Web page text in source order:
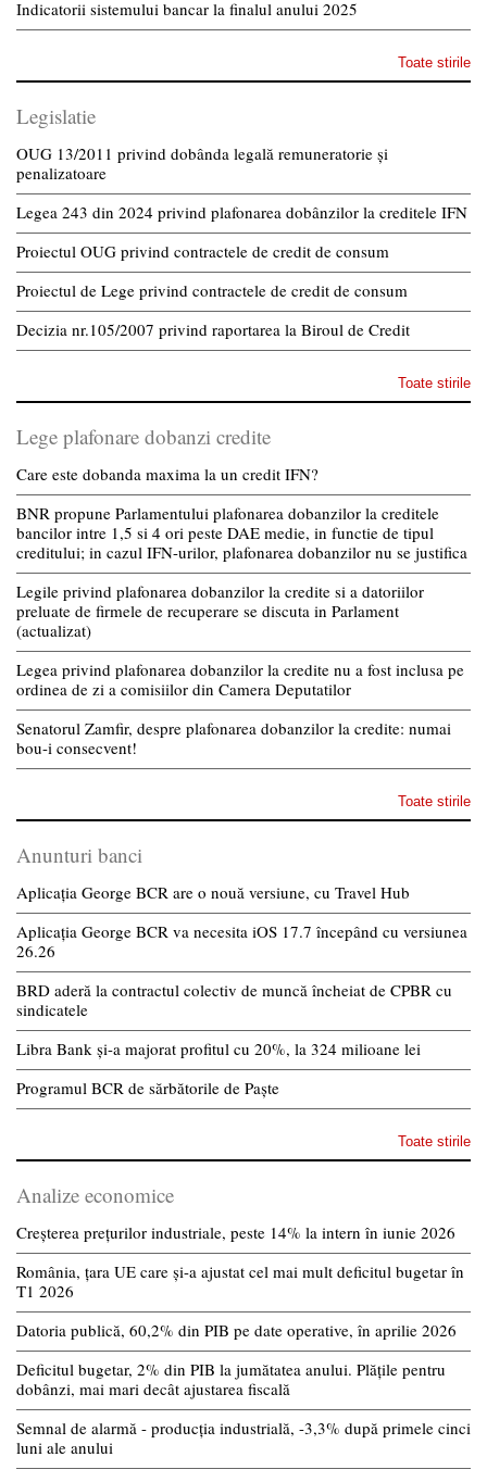
Indicatorii sistemului bancar la finalul anului 2025
Toate stirile
Legislatie
OUG 13/2011 privind dobânda legală remuneratorie și
penalizatoare
Legea 243 din 2024 privind plafonarea dobânzilor la creditele IFN
Proiectul OUG privind contractele de credit de consum
Proiectul de Lege privind contractele de credit de consum
Decizia nr.105/2007 privind raportarea la Biroul de Credit
Toate stirile
Lege plafonare dobanzi credite
Care este dobanda maxima la un credit IFN?
BNR propune Parlamentului plafonarea dobanzilor la creditele
bancilor intre 1,5 si 4 ori peste DAE medie, in functie de tipul
creditului; in cazul IFN-urilor, plafonarea dobanzilor nu se justifica
Legile privind plafonarea dobanzilor la credite si a datoriilor
preluate de firmele de recuperare se discuta in Parlament
(actualizat)
Legea privind plafonarea dobanzilor la credite nu a fost inclusa pe
ordinea de zi a comisiilor din Camera Deputatilor
Senatorul Zamfir, despre plafonarea dobanzilor la credite: numai
bou-i consecvent!
Toate stirile
Anunturi banci
Aplicația George BCR are o nouă versiune, cu Travel Hub
Aplicația George BCR va necesita iOS 17.7 începând cu versiunea
26.26
BRD aderă la contractul colectiv de muncă încheiat de CPBR cu
sindicatele
Libra Bank și-a majorat profitul cu 20%, la 324 milioane lei
Programul BCR de sărbătorile de Paște
Toate stirile
Analize economice
Creșterea prețurilor industriale, peste 14% la intern în iunie 2026
România, țara UE care și-a ajustat cel mai mult deficitul bugetar în
T1 2026
Datoria publică, 60,2% din PIB pe date operative, în aprilie 2026
Deficitul bugetar, 2% din PIB la jumătatea anului. Plățile pentru
dobânzi, mai mari decât ajustarea fiscală
Semnal de alarmă - producția industrială, -3,3% după primele cinci
luni ale anului